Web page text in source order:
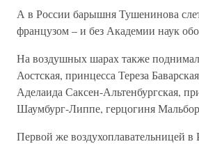
А в России барышня Тушенинова
французом – и без Академии наук
На воздушных шарах также
Аостская, принцесса Тереза
Аделаида Саксен-Альтенбургская,
Шаумбург-Липпе, герцогиня
Первой же воздухоплавательницей в